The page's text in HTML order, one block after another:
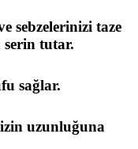
sebzelerinizi taze
serin tutar.
sağlar.
uzunluğuna